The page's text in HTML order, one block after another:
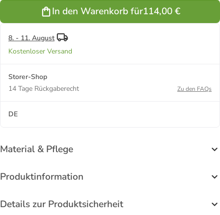
In den Warenkorb für114,00 €
8. - 11. August
Kostenloser Versand
Storer-Shop
14 Tage Rückgaberecht
Zu den FAQs
DE
Material & Pflege
Produktinformation
Details zur Produktsicherheit